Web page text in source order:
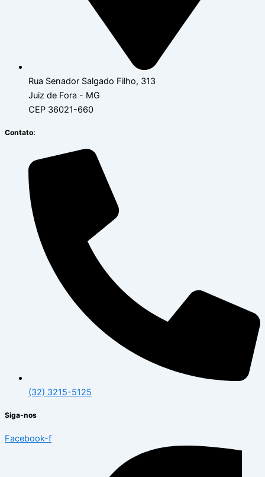
Rua Senador Salgado Filho, 313
Juiz de Fora - MG
CEP 36021-660
Contato:
(32) 3215-5125
Siga-nos
Facebook-f